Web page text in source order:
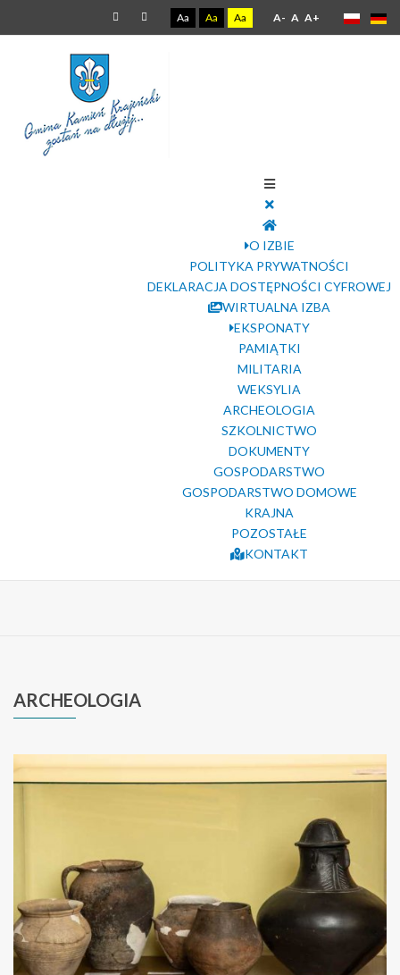
Aa Aa Aa A- A A+
O IZBIE
POLITYKA PRYWATNOŚCI
DEKLARACJA DOSTĘPNOŚCI CYFROWEJ
WIRTUALNA IZBA
EKSPONATY
PAMIĄTKI
MILITARIA
WEKSYLIA
ARCHEOLOGIA
SZKOLNICTWO
DOKUMENTY
GOSPODARSTWO
GOSPODARSTWO DOMOWE
KRAJNA
POZOSTAŁE
KONTAKT
ARCHEOLOGIA